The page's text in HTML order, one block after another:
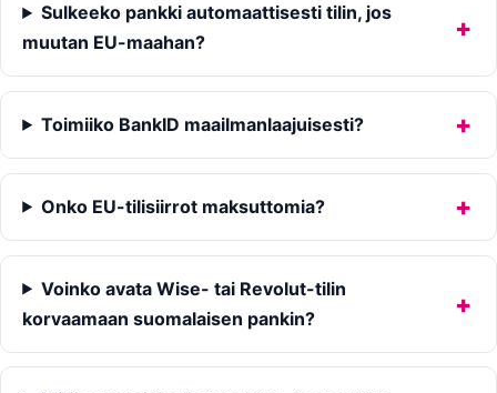
Sulkeeko pankki automaattisesti tilin, jos
muutan EU-maahan?
Toimiiko BankID maailmanlaajuisesti?
Onko EU-tilisiirrot maksuttomia?
Voinko avata Wise- tai Revolut-tilin
korvaamaan suomalaisen pankin?